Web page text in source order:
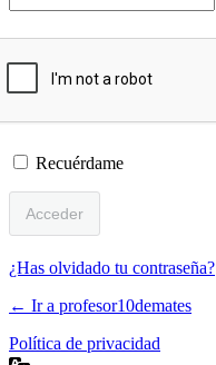
Recuérdame
¿Has olvidado tu contraseña?
← Ir a profesor10demates
Política de privacidad